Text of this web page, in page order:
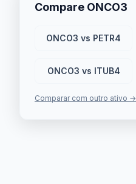
Compare ONCO3
ONCO3 vs PETR4
ONCO3 vs ITUB4
Comparar com outro ativo →